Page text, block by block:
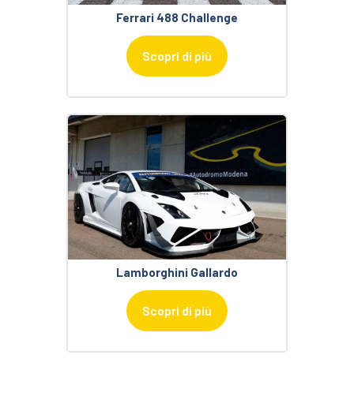
Ferrari 488 Challenge
Scopri di più
Lamborghini Gallardo
Scopri di più